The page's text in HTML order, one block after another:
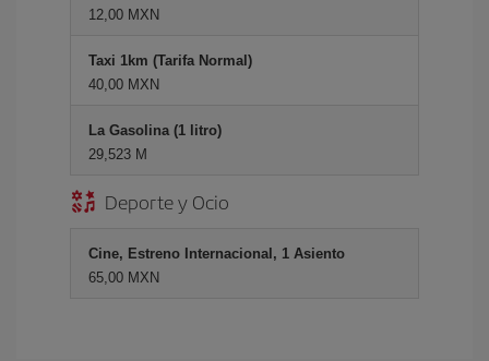
12,00 MXN
Taxi 1km (Tarifa Normal)
40,00 MXN
La Gasolina (1 litro)
29,523 M
Deporte y Ocio
Cine, Estreno Internacional, 1 Asiento
65,00 MXN